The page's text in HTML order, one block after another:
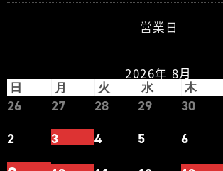
営業日
2026年 8月
日 月 火 水 木
26 27 28 29 30
2
3 4 5 6